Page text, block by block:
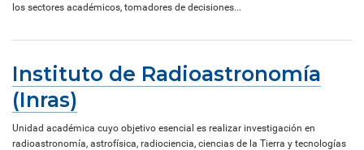
los sectores académicos, tomadores de decisiones...
Instituto de Radioastronomía
(Inras)
Unidad académica cuyo objetivo esencial es realizar investigación en
radioastronomía, astrofísica, radiociencia, ciencias de la Tierra y tecnologías